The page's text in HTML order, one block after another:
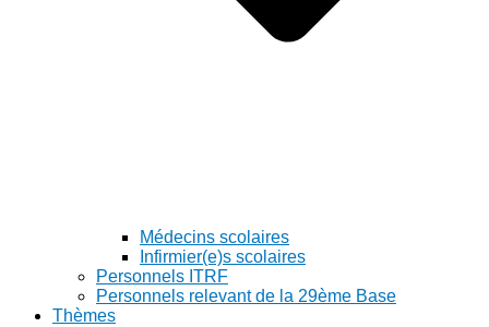
Médecins scolaires
Infirmier(e)s scolaires
Personnels ITRF
Personnels relevant de la 29ème Base
Thèmes